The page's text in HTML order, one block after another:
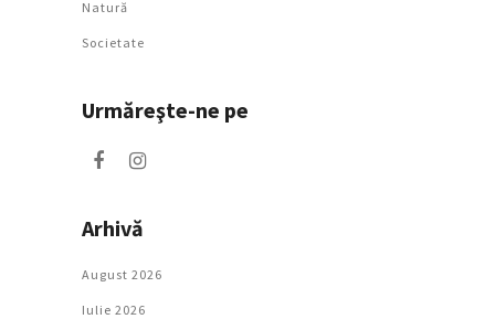
Natură
Societate
Urmăreşte-ne pe
Arhivă
August 2026
Iulie 2026